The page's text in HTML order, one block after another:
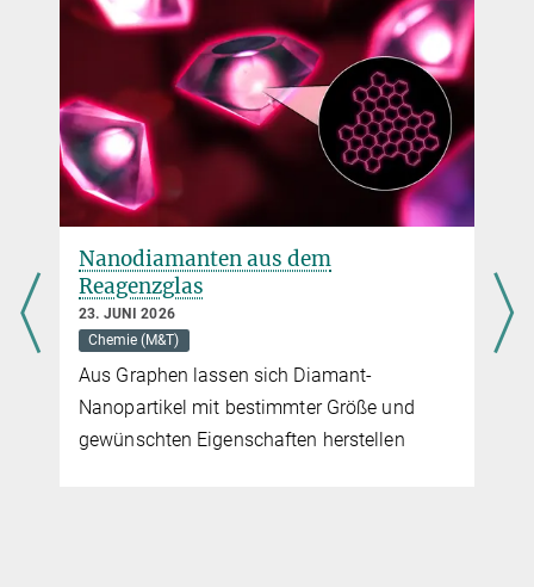
Silvia.Vignolini@...
Nanodiamanten aus dem
Reagenzglas
23. JUNI 2026
Chemie (M&T)
Aus Graphen lassen sich Diamant-
Nanopartikel mit bestimmter Größe und
gewünschten Eigenschaften herstellen